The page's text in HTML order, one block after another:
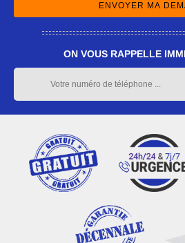
ON VOUS RAPPELLE